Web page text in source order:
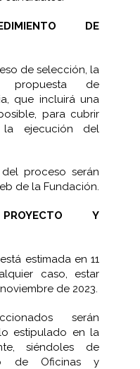
DE
de selección, la
propuesta de
que incluirá una
para cubrir
la ejecución del
proceso serán
de la Fundación.
Y
estimada en 11
caso, estar
de 2023.
serán
estipulado en la
siéndoles de
de Oficinas y